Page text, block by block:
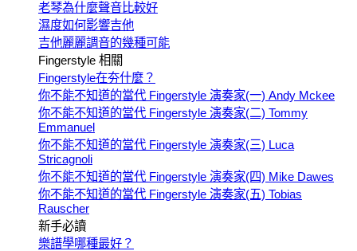
老琴為什麼聲音比較好
濕度如何影響吉他
吉他麗麗調音的幾種可能
Fingerstyle 相關
Fingerstyle在夯什麼？
你不能不知道的當代 Fingerstyle 演奏家(一) Andy Mckee
你不能不知道的當代 Fingerstyle 演奏家(二) Tommy
Emmanuel
你不能不知道的當代 Fingerstyle 演奏家(三) Luca
Stricagnoli
你不能不知道的當代 Fingerstyle 演奏家(四) Mike Dawes
你不能不知道的當代 Fingerstyle 演奏家(五) Tobias
Rauscher
新手必讀
樂譜學哪種最好？